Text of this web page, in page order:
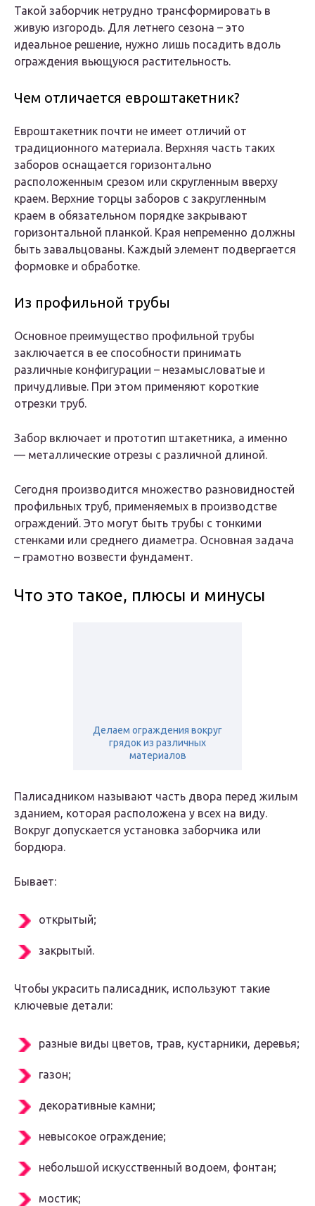
Такой заборчик нетрудно трансформировать в
живую изгородь. Для летнего сезона – это
идеальное решение, нужно лишь посадить вдоль
ограждения вьющуюся растительность.
Чем отличается евроштакетник?
Евроштакетник почти не имеет отличий от
традиционного материала. Верхняя часть таких
заборов оснащается горизонтально
расположенным срезом или скругленным вверху
краем. Верхние торцы заборов с закругленным
краем в обязательном порядке закрывают
горизонтальной планкой. Края непременно должны
быть завальцованы. Каждый элемент подвергается
формовке и обработке.
Из профильной трубы
Основное преимущество профильной трубы
заключается в ее способности принимать
различные конфигурации – незамысловатые и
причудливые. При этом применяют короткие
отрезки труб.
Забор включает и прототип штакетника, а именно
— металлические отрезы с различной длиной.
Сегодня производится множество разновидностей
профильных труб, применяемых в производстве
ограждений. Это могут быть трубы с тонкими
стенками или среднего диаметра. Основная задача
– грамотно возвести фундамент.
Что это такое, плюсы и минусы
Делаем ограждения вокруг
грядок из различных
материалов
Палисадником называют часть двора перед жилым
зданием, которая расположена у всех на виду.
Вокруг допускается установка заборчика или
бордюра.
Бывает:
открытый;
закрытый.
Чтобы украсить палисадник, используют такие
ключевые детали:
разные виды цветов, трав, кустарники, деревья;
газон;
декоративные камни;
невысокое ограждение;
небольшой искусственный водоем, фонтан;
мостик;